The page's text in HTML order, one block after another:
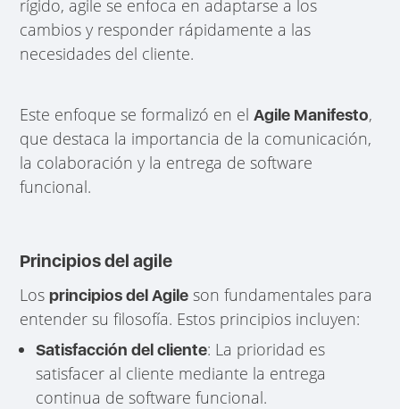
rígido, agile se enfoca en adaptarse a los
cambios y responder rápidamente a las
necesidades del cliente.
Este enfoque se formalizó en elAgile Manifesto,
que destaca la importancia de la comunicación,
la colaboración y la entrega de software
funcional.
Principios del agile
Losprincipios del Agile son fundamentales para
entender su filosofía. Estos principios incluyen:
Satisfacción del cliente: La prioridad es
satisfacer al cliente mediante la entrega
continua de software funcional.